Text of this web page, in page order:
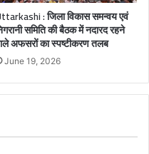
: जिला विकास समन्वय एवं
समिति की बैठक में नदारद रहने
अफसरों का स्पष्टीकरण तलब
June 19, 2026